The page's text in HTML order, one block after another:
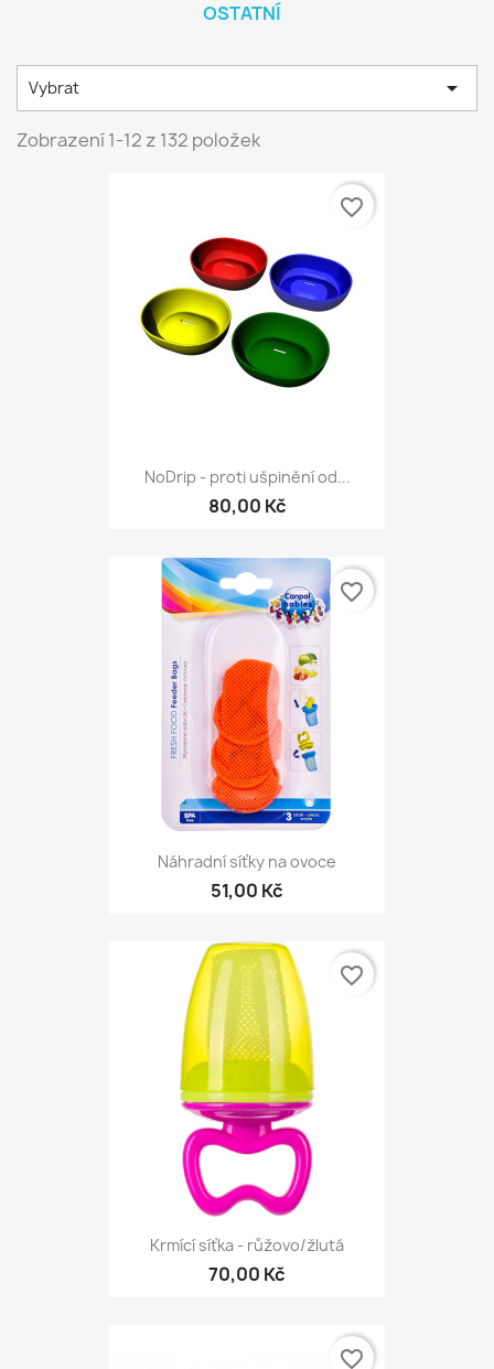
OSTATNÍ
Vybrat 
Zobrazení 1-12 z 132 položek
NoDrip - proti ušpinění od...
80,00 Kč
favorite_border
Náhradní síťky na ovoce
51,00 Kč
favorite_border
Krmící síťka - růžovo/žlutá
70,00 Kč
favorite_border
favorite_border